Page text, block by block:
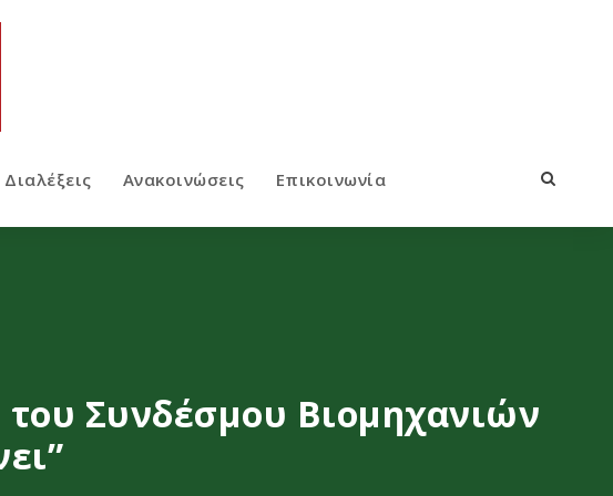
Διαλέξεις Ανακοινώσεις Επικοινωνία
Συνδέσμου Βιομηχανιών